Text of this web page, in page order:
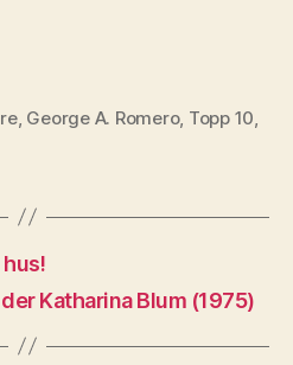
, George A. Romero, Topp 10,
Katharina Blum (1975)